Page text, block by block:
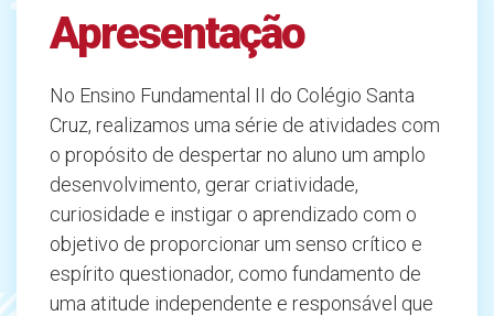
Apresentação
No Ensino Fundamental II do Colégio Santa
Cruz, realizamos uma série de atividades com
o propósito de despertar no aluno um amplo
desenvolvimento, gerar criatividade,
curiosidade e instigar o aprendizado com o
objetivo de proporcionar um senso crítico e
espírito questionador, como fundamento de
uma atitude independente e responsável que